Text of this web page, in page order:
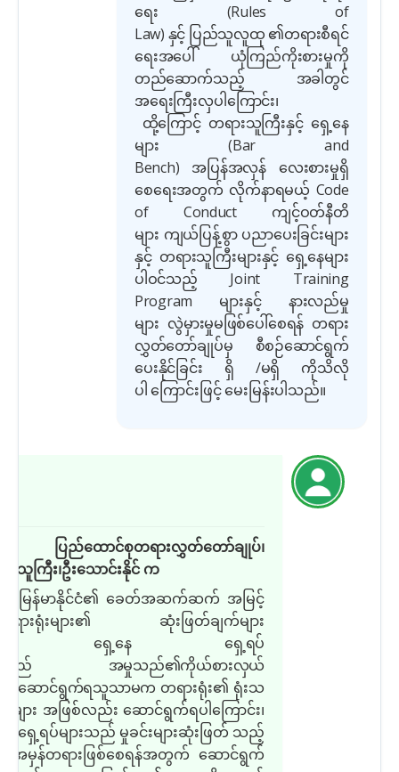
ရေး (Rules of
Law) နှင့် ပြည်သူလူထု ၏တရားစီရင်
ရေးအပေါ် ယုံကြည်ကိုးစားမှုကို
တည်ဆောက်သည့် အခါတွင်
အရေးကြီးလှပါကြောင်း၊
ထို့ကြောင့် တရားသူကြီးနှင့် ရှေ့နေ
များ (Bar and
Bench) အပြန်အလှန် လေးစားမှုရှိ
စေရေးအတွက် လိုက်နာရမယ့် Code
of Conduct ကျင့်ဝတ်နီတိ
များ ကျယ်ပြန့်စွာ ပညာပေးခြင်းများ
နှင့် တရားသူကြီးများနှင့် ရှေ့နေများ
ပါဝင်သည့် Joint Training
Program များနှင့် နားလည်မှု
များ လွဲမှားမှုမဖြစ်ပေါ်စေရန် တရား
လွှတ်တော်ချုပ်မှ စီစဉ်ဆောင်ရွက်
ပေးနိုင်ခြင်း ရှိ /မရှိ ကိုသိလို
ပါ ကြောင်းဖြင့် မေးမြန်းပါသည်။
ပြည်ထောင်စုတရားလွှတ်တော်ချုပ်၊
းသူကြီး၊ဦးသောင်းနိုင် က
မြန်မာနိုင်ငံ၏ ခေတ်အဆက်ဆက် အမြင့်
ရားရုံးများ၏ ဆုံးဖြတ်ချက်များ
ရှေ့နေ ရှေ့ရပ်
ားသည် အမှုသည်၏ကိုယ်စားလှယ်
စ် ဆောင်ရွက်ရသူသာမက တရားရုံး၏ ရုံးသ
များ အဖြစ်လည်း ဆောင်ရွက်ရပါကြောင်း၊
ေရှေ့ရပ်များသည် မှုခင်းများဆုံးဖြတ် သည့်
အမှန်တရားဖြစ်စေရန်အတွက် ဆောင်ရွက်